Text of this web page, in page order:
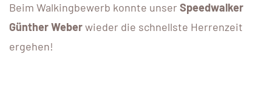
Beim Walkingbewerb konnte unser Speedwalker
Günther Weberwieder die schnellste Herrenzeit
ergehen!